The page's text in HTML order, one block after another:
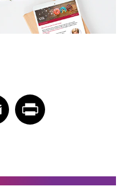
on Email
EmailShare article on Print